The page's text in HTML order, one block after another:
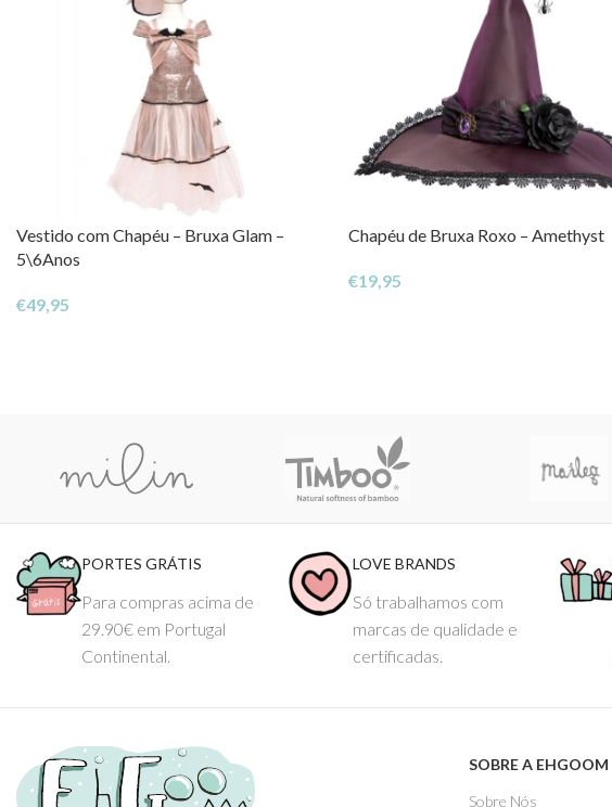
Vestido com Chapéu – Bruxa Glam –
5\6Anos
€49,95
Chapéu de Bruxa Roxo – Amethyst
€19,95
PORTES GRÁTIS
Para compras acima de
29.90€ em Portugal
Continental.
LOVE BRANDS
Só trabalhamos com
marcas de qualidade e
certificadas.
SOBRE A EHGOOM
Sobre Nós